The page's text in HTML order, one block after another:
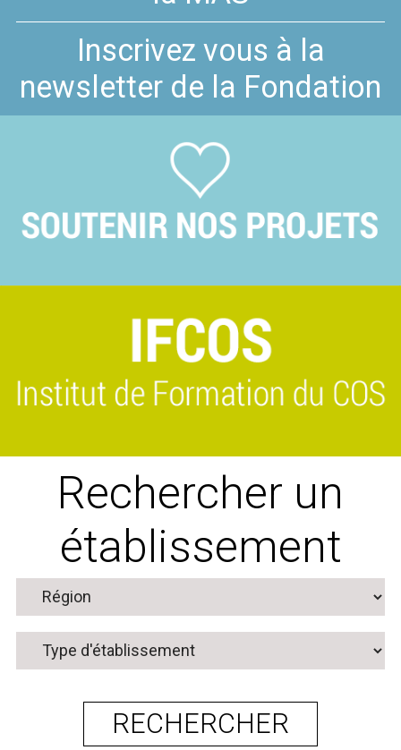
Inscrivez vous à la
newsletter de la Fondation
Rechercher un
établissement